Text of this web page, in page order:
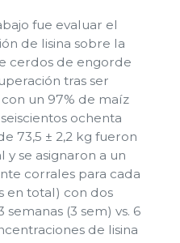
fue evaluar el
de lisina sobre la
cerdos de engorde
tras ser
un 97% de maíz
ochenta
73,5 ± 2,2 kg fueron
se asignaron a un
corrales para cada
en total) con dos
(3 sem) vs. 6
de lisina